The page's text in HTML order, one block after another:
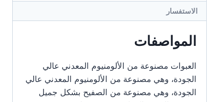
الاستفسار
المواصفات
العبوات مصنوعة من الألومنيوم المعدني عالي
الجودة، وهي مصنوعة من الألومنيوم المعدني عالي
الجودة، وهي مصنوعة من الصفيح بشكل جميل